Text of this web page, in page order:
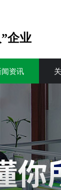
企业
闻资讯